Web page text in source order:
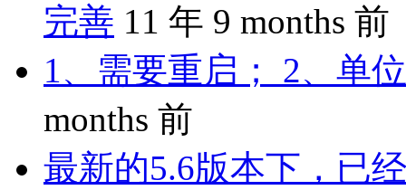
完善 11 年 9 months 前
1、需要重启； 2、单
months 前
最新的5.6版本下，已